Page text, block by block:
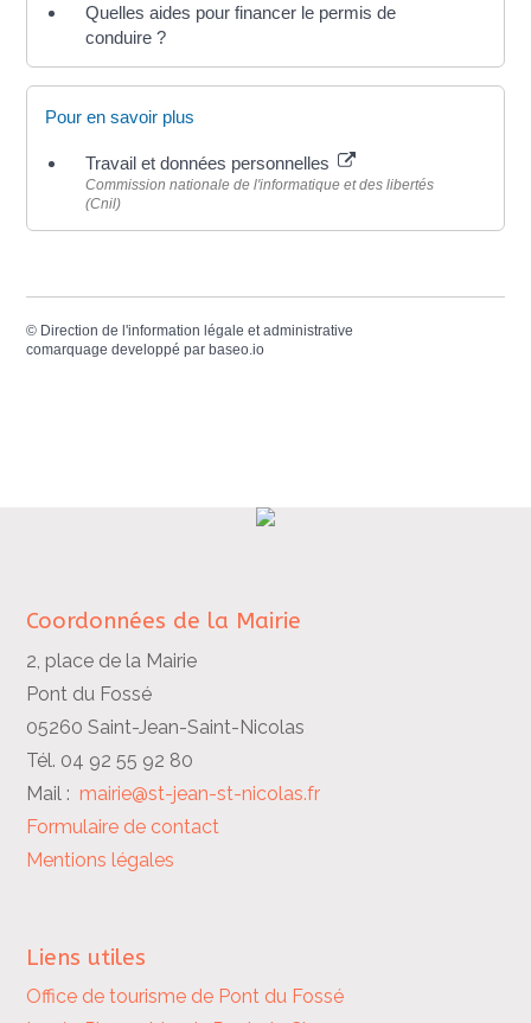
Quelles aides pour financer le permis de
conduire ?
Pour en savoir plus
Travail et données personnelles
Commission nationale de l'informatique et des libertés
(Cnil)
© Direction de l'information légale et administrative
comarquage developpé par baseo.io
Coordonnées de la Mairie
2, place de la Mairie
Pont du Fossé
05260 Saint-Jean-Saint-Nicolas
Tél. 04 92 55 92 80
Mail :mairie@st-jean-st-nicolas.fr
Formulaire de contact
Mentions légales
Liens utiles
Office de tourisme de Pont du Fossé